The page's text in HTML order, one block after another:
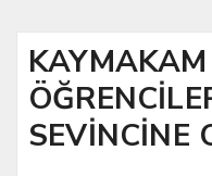
SEVİNCİNE